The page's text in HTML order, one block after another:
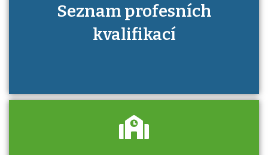
Seznam profesních
kvalifikací